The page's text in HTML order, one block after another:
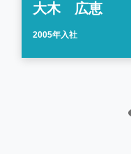
大木 広恵
2005年入社